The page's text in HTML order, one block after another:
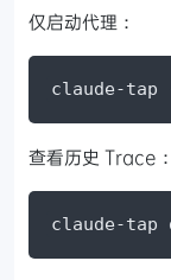
仅启动代理：
claude-tap
查看历史 Trace：
claude-tap